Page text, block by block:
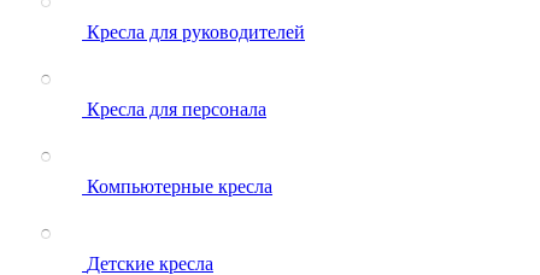
Кресла для руководителей
Кресла для персонала
Компьютерные кресла
Детские кресла